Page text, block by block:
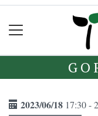
2023/06/18 17:30 -